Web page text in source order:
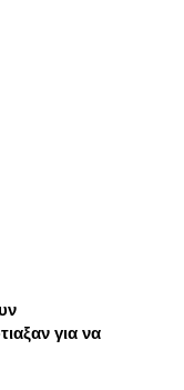
για να